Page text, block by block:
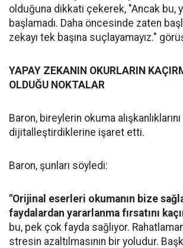
olduğuna dikkati çekerek, "Ancak bu,
başlamadı. Daha öncesinde zaten
zekayı tek başına suçlayamayız."
YAPAY ZEKANIN OKURLARIN
OLDUĞU NOKTALAR
Baron, bireylerin okuma
dijitalleştirdiklerine işaret etti.
Baron, şunları söyledi:
"Orijinal eserleri okumanın bize
faydalardan yararlanma fırsatını
bu, pek çok fayda sağlıyor.
stresin azaltılmasının bir yoludur.